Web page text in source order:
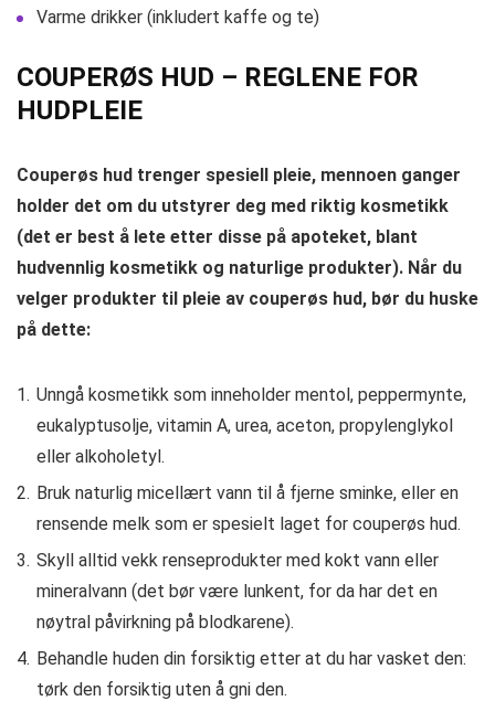
Varme drikker (inkludert kaffe og te)
COUPERØS HUD – REGLENE FOR
HUDPLEIE
Couperøs hud trenger spesiell pleie, mennoen ganger
holder det om du utstyrer deg med riktig kosmetikk
(det er best å lete etter disse på apoteket, blant
hudvennlig kosmetikk og naturlige produkter). Når du
velger produkter til pleie av couperøs hud, bør du huske
på dette:
Unngå kosmetikk som inneholder mentol, peppermynte,
eukalyptusolje, vitamin A, urea, aceton, propylenglykol
eller alkoholetyl.
Bruk naturlig micellært vann til å fjerne sminke, eller en
rensende melk som er spesielt laget for couperøs hud.
Skyll alltid vekk renseprodukter med kokt vann eller
mineralvann (det bør være lunkent, for da har det en
nøytral påvirkning på blodkarene).
Behandle huden din forsiktig etter at du har vasket den:
tørk den forsiktig uten å gni den.